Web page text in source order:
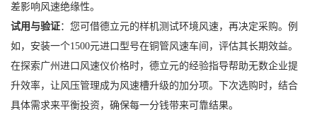
差影响风速绝缘性。
试用与验证：您可借德立元的样机测试环境风速，再决定采购。例
如，安装一个1500元进口型号在铜管风速车间，评估其长期效益。
在探索广州进口风速仪价格时，德立元的经验指导帮助无数企业提
升效率，让风压管理成为风速槽升级的加分项。下次选购时，结合
具体需求来平衡投资，确保每一分钱带来可靠结果。